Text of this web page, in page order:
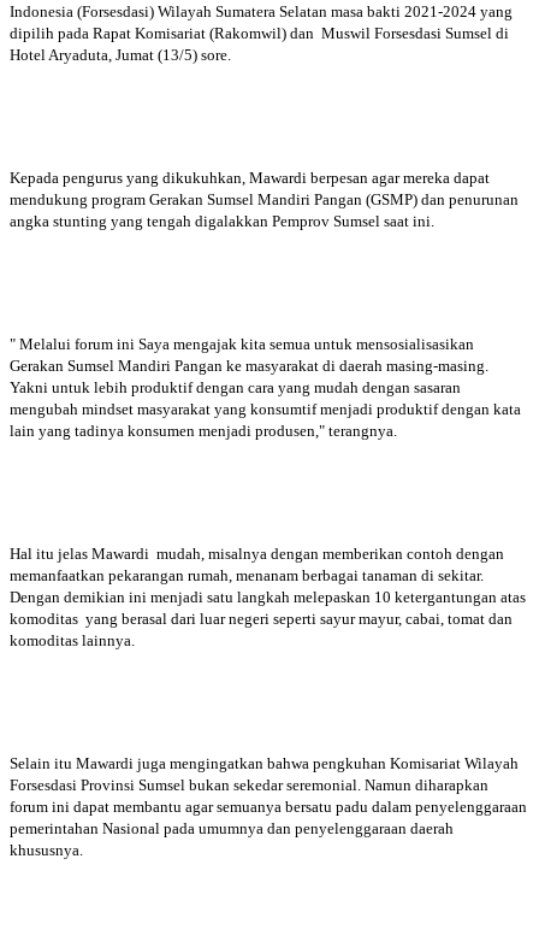
Indonesia (Forsesdasi) Wilayah Sumatera Selatan masa bakti 2021-2024 yang
dipilih pada Rapat Komisariat (Rakomwil) dan Muswil Forsesdasi Sumsel di
Hotel Aryaduta, Jumat (13/5) sore.
Kepada pengurus yang dikukuhkan, Mawardi berpesan agar mereka dapat
mendukung program Gerakan Sumsel Mandiri Pangan (GSMP) dan penurunan
angka stunting yang tengah digalakkan Pemprov Sumsel saat ini.
" Melalui forum ini Saya mengajak kita semua untuk mensosialisasikan
Gerakan Sumsel Mandiri Pangan ke masyarakat di daerah masing-masing.
Yakni untuk lebih produktif dengan cara yang mudah dengan sasaran
mengubah mindset masyarakat yang konsumtif menjadi produktif dengan kata
lain yang tadinya konsumen menjadi produsen," terangnya.
Hal itu jelas Mawardi mudah, misalnya dengan memberikan contoh dengan
memanfaatkan pekarangan rumah, menanam berbagai tanaman di sekitar.
Dengan demikian ini menjadi satu langkah melepaskan 10 ketergantungan atas
komoditas yang berasal dari luar negeri seperti sayur mayur, cabai, tomat dan
komoditas lainnya.
Selain itu Mawardi juga mengingatkan bahwa pengkuhan Komisariat Wilayah
Forsesdasi Provinsi Sumsel bukan sekedar seremonial. Namun diharapkan
forum ini dapat membantu agar semuanya bersatu padu dalam penyelenggaraan
pemerintahan Nasional pada umumnya dan penyelenggaraan daerah
khususnya.